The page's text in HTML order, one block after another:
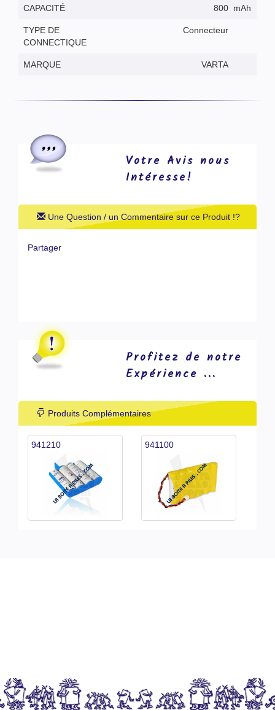
CAPACITÉ 800 mAh
TYPE DE
CONNECTIQUE
Connecteur
MARQUE VARTA
Votre Avis nous
Intéresse!
Une Question / un Commentaire sur ce Produit !?
Partager
Profitez de notre
Expérience ...
Produits Complémentaires
941210 941100